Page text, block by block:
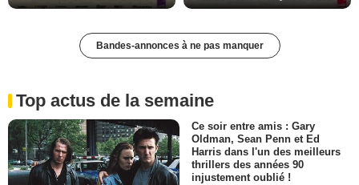
Bandes-annonces à ne pas manquer
Top actus de la semaine
Ce soir entre amis : Gary
Oldman, Sean Penn et Ed
Harris dans l'un des meilleurs
thrillers des années 90
injustement oublié !